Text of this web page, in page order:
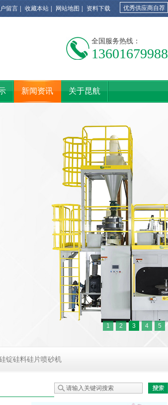
留言 收藏本站 网站地图 资料下载 优秀供应商自荐
全国服务热线：
13601679988
新闻资讯 关于昆航
1 2 3 4 5
锭硅料硅片喷砂机